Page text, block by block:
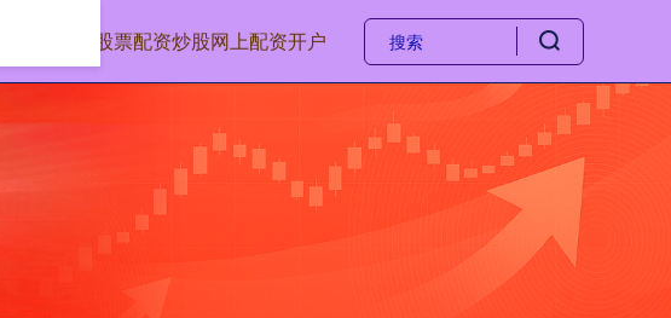
网上股票配资炒股网上配资开户